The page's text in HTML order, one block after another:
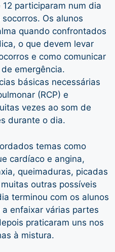
12 participaram num dia
Os alunos
quando confrontados
o que devem levar
e como comunicar
emergência.
básicas necessárias
(RCP) e
vezes ao som de
durante o dia.
temas como
cardíaco e angina,
queimaduras, picadas
outras possíveis
terminou com os alunos
enfaixar várias partes
praticaram uns nos
à mistura.